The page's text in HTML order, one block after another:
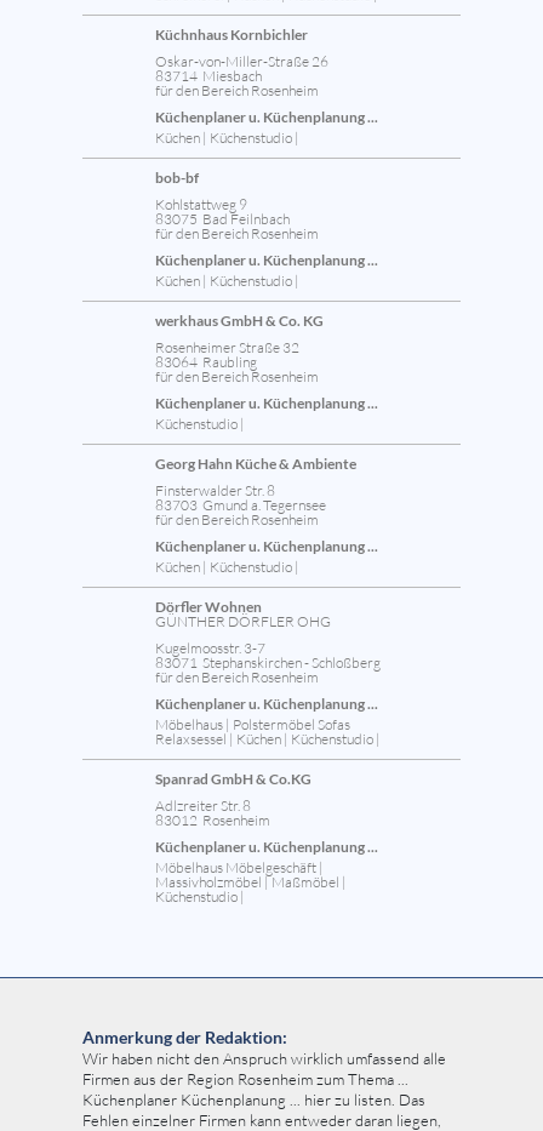
Küchnhaus Kornbichler
Oskar-von-Miller-Straße 26
83714 Miesbach
für den Bereich Rosenheim
Küchenplaner u. Küchenplanung ...
Küchen | Küchenstudio |
bob-bf
Kohlstattweg 9
83075 Bad Feilnbach
für den Bereich Rosenheim
Küchenplaner u. Küchenplanung ...
Küchen | Küchenstudio |
werkhaus GmbH & Co. KG
Rosenheimer Straße 32
83064 Raubling
für den Bereich Rosenheim
Küchenplaner u. Küchenplanung ...
Küchenstudio |
Georg Hahn Küche & Ambiente
Finsterwalder Str. 8
83703 Gmund a. Tegernsee
für den Bereich Rosenheim
Küchenplaner u. Küchenplanung ...
Küchen | Küchenstudio |
Dörfler Wohnen
GÜNTHER DÖRFLER OHG
Kugelmoosstr. 3-7
83071 Stephanskirchen - Schloßberg
für den Bereich Rosenheim
Küchenplaner u. Küchenplanung ...
Möbelhaus | Polstermöbel Sofas
Relaxsessel | Küchen | Küchenstudio |
Spanrad GmbH & Co.KG
Adlzreiter Str. 8
83012 Rosenheim
Küchenplaner u. Küchenplanung ...
Möbelhaus Möbelgeschäft |
Massivholzmöbel | Maßmöbel |
Küchenstudio |
Anmerkung der Redaktion:
Wir haben nicht den Anspruch wirklich umfassend alle
Firmen aus der Region Rosenheim zum Thema ...
Küchenplaner Küchenplanung ... hier zu listen. Das
Fehlen einzelner Firmen kann entweder daran liegen,